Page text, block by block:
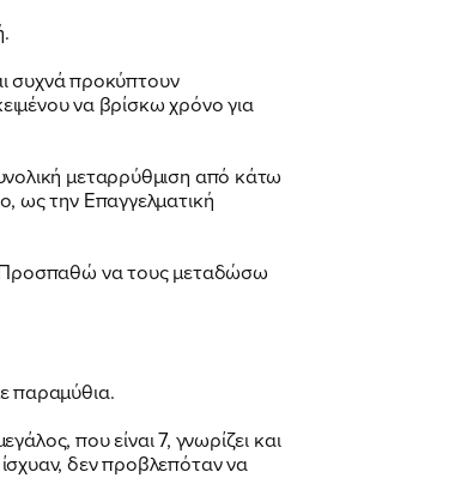
συχνά προκύπτουν
να βρίσκω χρόνο για
μεταρρύθμιση από κάτω
ως την Επαγγελματική
Προσπαθώ να τους μεταδώσω
παραμύθια.
που είναι 7, γνωρίζει και
δεν προβλεπόταν να